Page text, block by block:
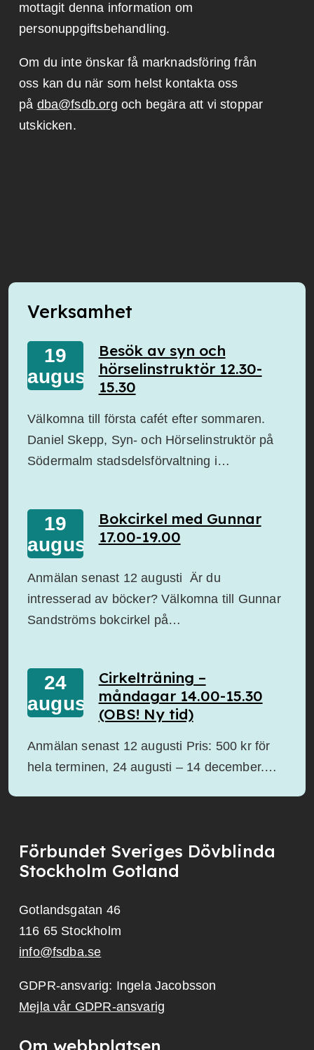
mottagit denna information om
personuppgiftsbehandling.
Om du inte önskar få marknadsföring från
oss kan du när som helst kontakta oss
på dba@fsdb.org och begära att vi stoppar
utskicken.
Verksamhet
19
augusti
Besök av syn och
hörselinstruktör 12.30-
15.30
Välkomna till första cafét efter sommaren.
Daniel Skepp, Syn- och Hörselinstruktör på
Södermalm stadsdelsförvaltning i…
19
augusti
Bokcirkel med Gunnar
17.00-19.00
Anmälan senast 12 augusti Är du
intresserad av böcker? Välkomna till Gunnar
Sandströms bokcirkel på…
24
augusti
Cirkelträning –
måndagar 14.00-15.30
(OBS! Ny tid)
Anmälan senast 12 augusti Pris: 500 kr för
hela terminen, 24 augusti – 14 december.…
Förbundet Sveriges Dövblinda
Stockholm Gotland
Gotlandsgatan 46
116 65 Stockholm
info@fsdba.se
GDPR-ansvarig: Ingela Jacobsson
Mejla vår GDPR-ansvarig
Om webbplatsen